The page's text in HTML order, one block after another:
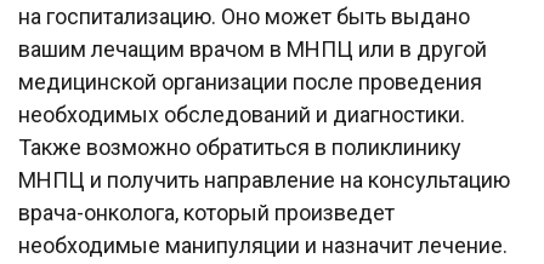
на госпитализацию. Оно может быть выдано
вашим лечащим врачом в МНПЦ или в другой
медицинской организации после проведения
необходимых обследований и диагностики.
Также возможно обратиться в поликлинику
МНПЦ и получить направление на консультацию
врача-онколога, который произведет
необходимые манипуляции и назначит лечение.